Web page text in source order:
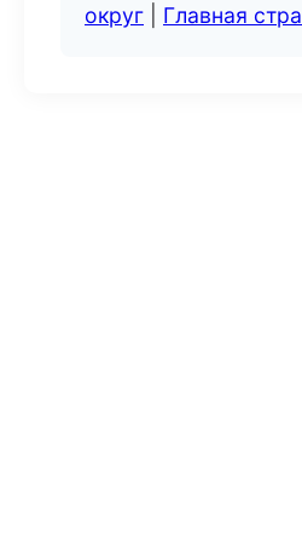
округ
Главная